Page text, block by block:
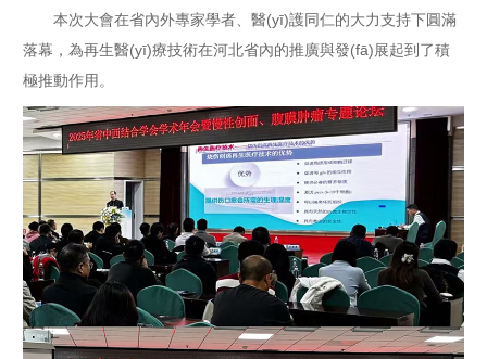
本次大會在省內外專家學者、醫(yī)護同仁的大力支持下圓滿
落幕，為再生醫(yī)療技術在河北省內的推廣與發(fā)展起到了積
極推動作用。